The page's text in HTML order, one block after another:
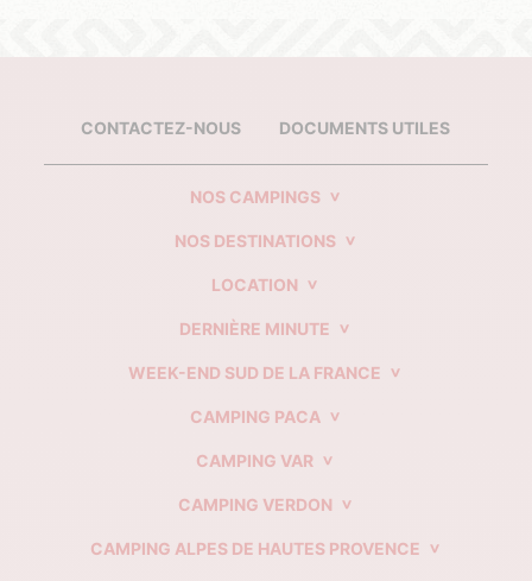
CONTACTEZ-NOUS DOCUMENTS UTILES
NOS CAMPINGS
NOS DESTINATIONS
LOCATION
DERNIÈRE MINUTE
WEEK-END SUD DE LA FRANCE
CAMPING PACA
CAMPING VAR
CAMPING VERDON
CAMPING ALPES DE HAUTES PROVENCE